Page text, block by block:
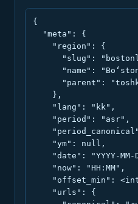
{
  "meta": {
    "region": {
"slug":
"name":
"parent":
    },
    "lang": "kk",
    "period": "asr",
    "ym": null,
"date": "YYYY-MM-
    "now": "HH:MM",
"offset_min":
    "urls": {